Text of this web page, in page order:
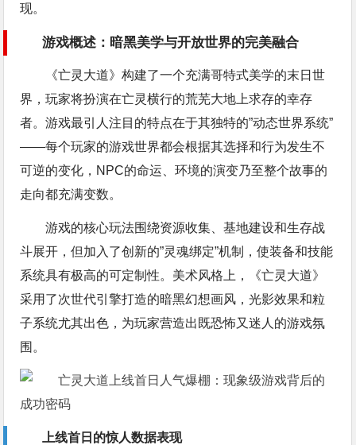
现。
游戏概述：暗黑美学与开放世界的完美融合
《亡灵大道》构建了一个充满哥特式美学的末日世
界，玩家将扮演在亡灵横行的荒芜大地上求存的幸存
者。游戏最引人注目的特点在于其独特的”动态世界系统”
——每个玩家的游戏世界都会根据其选择和行为发生不
可逆的变化，NPC的命运、环境的演变乃至整个故事的
走向都充满变数。
游戏的核心玩法围绕资源收集、基地建设和生存战
斗展开，但加入了创新的”灵魂绑定”机制，使装备和技能
系统具有极高的可定制性。美术风格上，《亡灵大道》
采用了次世代引擎打造的暗黑幻想画风，光影效果和粒
子系统尤其出色，为玩家营造出既恐怖又迷人的游戏氛
围。
上线首日的惊人数据表现